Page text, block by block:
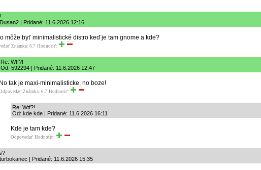
| Pridané: 11.6.2026 12:16
môže byť minimalistické distro keď je tam gnome a kde?
Známka: 6.7 Hodnotiť:
Re: Wtf?!
Od: 592294 | Pridané: 11.6.2026 12:47
No tak je maxi-minimalisticke, no boze!
Známka: 6.7 Hodnotiť:
Re: Wtf?!
Od: kde kde | Pridané: 11.6.2026 16:11
Kde je tam kde?
Odpovedať Hodnotiť:
| Pridané: 11.6.2026 15:35